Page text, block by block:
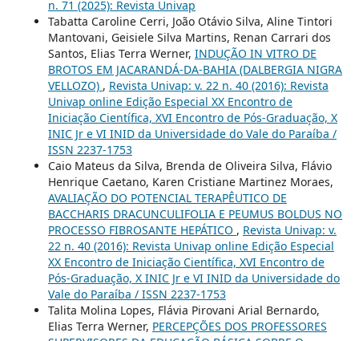
n. 71 (2025): Revista Univap
Tabatta Caroline Cerri, João Otávio Silva, Aline Tintori
Mantovani, Geisiele Silva Martins, Renan Carrari dos
Santos, Elias Terra Werner, INDUÇÃO IN VITRO DE
BROTOS EM JACARANDÁ-DA-BAHIA (DALBERGIA NIGRA
VELLOZO) , Revista Univap: v. 22 n. 40 (2016): Revista
Univap online Edição Especial XX Encontro de
Iniciação Científica, XVI Encontro de Pós-Graduação, X
INIC Jr e VI INID da Universidade do Vale do Paraíba /
ISSN 2237-1753
Caio Mateus da Silva, Brenda de Oliveira Silva, Flávio
Henrique Caetano, Karen Cristiane Martinez Moraes,
AVALIAÇÃO DO POTENCIAL TERAPÊUTICO DE
BACCHARIS DRACUNCULIFOLIA E PEUMUS BOLDUS NO
PROCESSO FIBROSANTE HEPÁTICO , Revista Univap: v.
22 n. 40 (2016): Revista Univap online Edição Especial
XX Encontro de Iniciação Científica, XVI Encontro de
Pós-Graduação, X INIC Jr e VI INID da Universidade do
Vale do Paraíba / ISSN 2237-1753
Talita Molina Lopes, Flávia Pirovani Arial Bernardo,
Elias Terra Werner, PERCEPÇÕES DOS PROFESSORES